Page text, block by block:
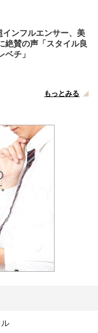
ンフルエンサー、美
絶賛の声「スタイル良
ベチ」
もっとみる